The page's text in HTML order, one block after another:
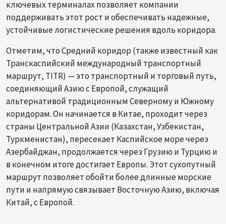
ключевых терминалах позволяет компании
поддерживать этот рост и обеспечивать надежные,
устойчивые логистические решения вдоль коридора.
Отметим, что Средний коридор (также известный как
Транскаспийский международный транспортный
маршрут, TITR) — это транспортный и торговый путь,
соединяющий Азию с Европой, служащий
альтернативой традиционным Северному и Южному
коридорам. Он начинается в Китае, проходит через
страны Центральной Азии (Казахстан, Узбекистан,
Туркменистан), пересекает Каспийское море через
Азербайджан, продолжается через Грузию и Турцию и
в конечном итоге достигает Европы. Этот сухопутный
маршрут позволяет обойти более длинные морские
пути и напрямую связывает Восточную Азию, включая
Китай, с Европой.